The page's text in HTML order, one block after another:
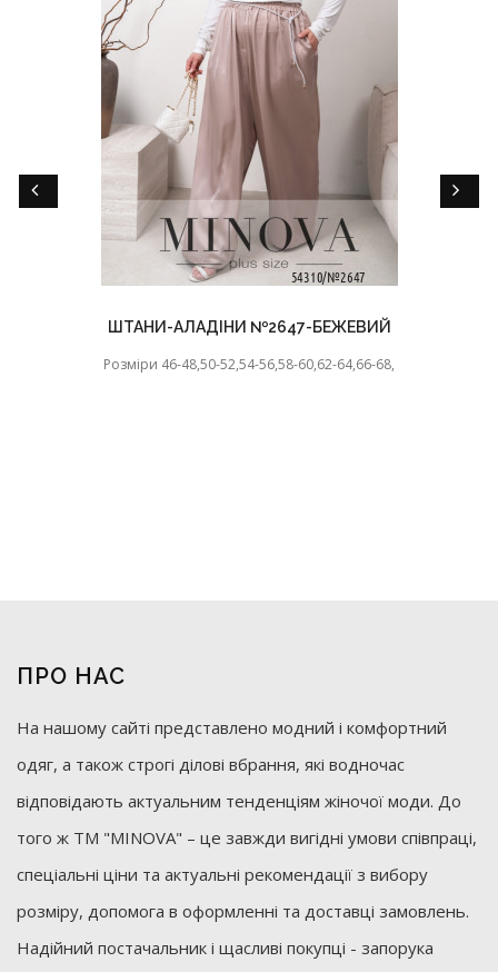
ШТАНИ-АЛАДІНИ №2647-БЕЖЕВИЙ
Розміри 46-48,50-52,54-56,58-60,62-64,66-68,
ПРО НАС
На нашому сайті представлено модний і комфортний
одяг, а також строгі ділові вбрання, які водночас
відповідають актуальним тенденціям жіночої моди. До
того ж ТМ "MINOVA" – це завжди вигідні умови співпраці,
спеціальні ціни та актуальні рекомендації з вибору
розміру, допомога в оформленні та доставці замовлень.
Надійний постачальник і щасливі покупці - запорука